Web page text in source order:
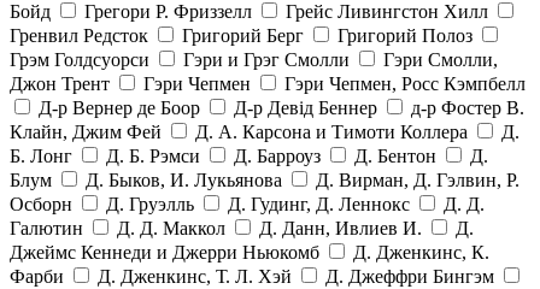
Бойд
Грегори Р. Фриззелл
Грейс Ливингстон Хилл
Гренвил Редсток
Григорий Берг
Григорий Полоз
Грэм Голдсуорси
Гэри и Грэг Смолли
Гэри Смолли,
Джон Трент
Гэри Чепмен
Гэри Чепмен, Росс Кэмпбелл
Д-р Вернер де Боор
Д-р Девід Беннер
д-р Фостер В.
Клайн, Джим Фей
Д. А. Карсона и Тимоти Коллера
Д.
Б. Лонг
Д. Б. Рэмси Д. Барроуз Д. Бентон
Д.
Блум
Д. Быков, И. Лукьянова
Д. Вирман, Д. Гэлвин, Р.
Осборн
Д. Груэлль Д. Гудинг, Д. Леннокс
Д. Д.
Галютин
Д. Д. Маккол Д. Данн, Ивлиев И.
Д.
Джеймс Кеннеди и Джерри Ньюкомб
Д. Дженкинс, К.
Фарби
Д. Дженкинс, Т. Л. Хэй
Д. Джеффри Бингэм